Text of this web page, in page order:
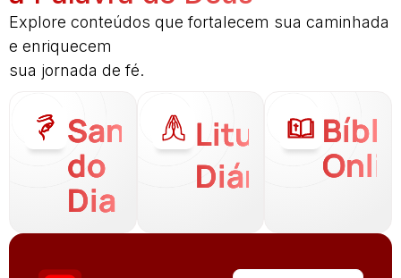
Explore conteúdos que fortalecem sua caminhada
e enriquecem
sua jornada de fé.
Santo
do
Dia
Liturgia
Diária